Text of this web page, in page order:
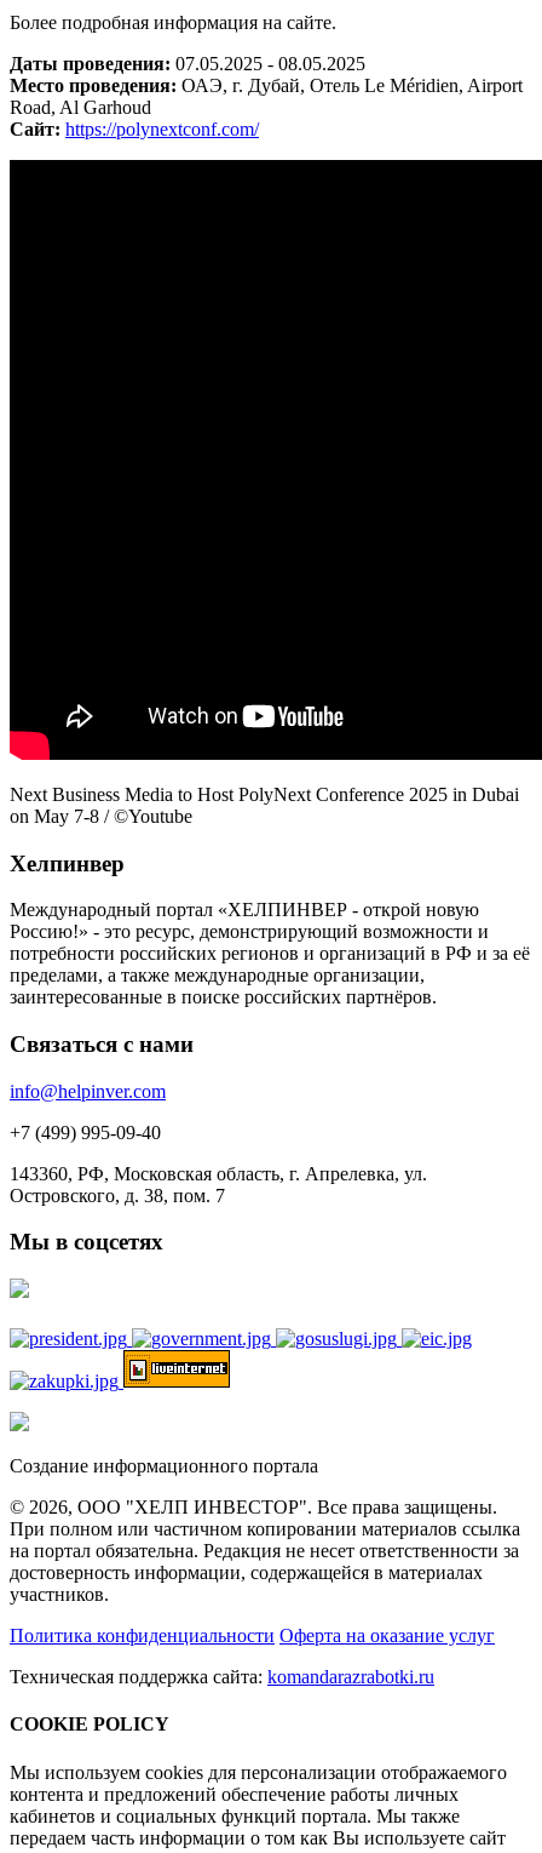
Более подробная информация на сайте.
Даты проведения: 07.05.2025 - 08.05.2025
Место проведения: ОАЭ, г. Дубай, Отель Le Méridien, Airport
Road, Al Garhoud
Сайт: https://polynextconf.com/
Next Business Media to Host PolyNext Conference 2025 in Dubai
on May 7-8 / ©Youtube
Хелпинвер
Международный портал «ХЕЛПИНВЕР - открой новую
Россию!» - это ресурс, демонстрирующий возможности и
потребности российских регионов и организаций в РФ и за её
пределами, а также международные организации,
заинтересованные в поиске российских партнёров.
Связаться с нами
info@helpinver.com
+7 (499) 995-09-40
143360, РФ, Московская область, г. Апрелевка, ул.
Островского, д. 38, пом. 7
Мы в соцсетях
Создание информационного портала
© 2026, ООО "ХЕЛП ИНВЕСТОР". Все права защищены.
При полном или частичном копировании материалов ссылка
на портал обязательна. Редакция не несет ответственности за
достоверность информации, содержащейся в материалах
участников.
Политика конфиденциальности Оферта на оказание услуг
Техническая поддержка сайта: komandarazrabotki.ru
COOKIE POLICY
Мы используем cookies для персонализации отображаемого
контента и предложений обеспечение работы личных
кабинетов и социальных функций портала. Мы также
передаем часть информации о том как Вы используете сайт